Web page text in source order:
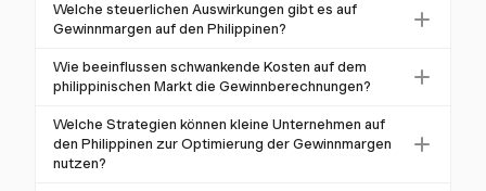
Welche steuerlichen Auswirkungen gibt es auf
Gewinnmargen auf den Philippinen?
Die steuerlichen Auswirkungen auf Gewinnmargen
auf den Philippinen umfassen die Körperschaftssteuer
einem reduzierten Satz von 20% für kleine
Unternehmen. Darüber hinaus müssen Unternehmen
Wie beeinflussen schwankende Kosten auf dem
philippinischen Markt die Gewinnberechnungen?
Schwankende Kosten auf dem philippinischen Markt,
wie Änderungen der Rohstoffpreise oder
Wechselkurse, können die Gewinnberechnungen
Welche Strategien können kleine Unternehmen auf
den Philippinen zur Optimierung der Gewinnmargen
nutzen?